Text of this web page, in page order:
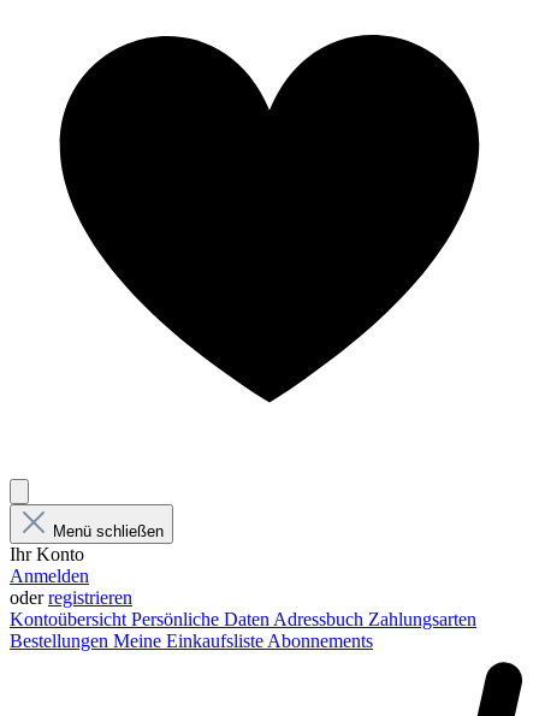
Menü schließen
Ihr Konto
Anmelden
oderregistrieren
Kontoübersicht Persönliche Daten Adressbuch Zahlungsarten
Bestellungen Meine Einkaufsliste Abonnements